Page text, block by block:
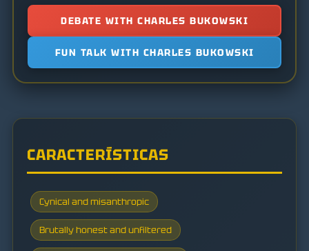
DEBATE WITH CHARLES BUKOWSKI
FUN TALK WITH CHARLES BUKOWSKI
CARACTERÍSTICAS
Cynical and misanthropic
Brutally honest and unfiltered